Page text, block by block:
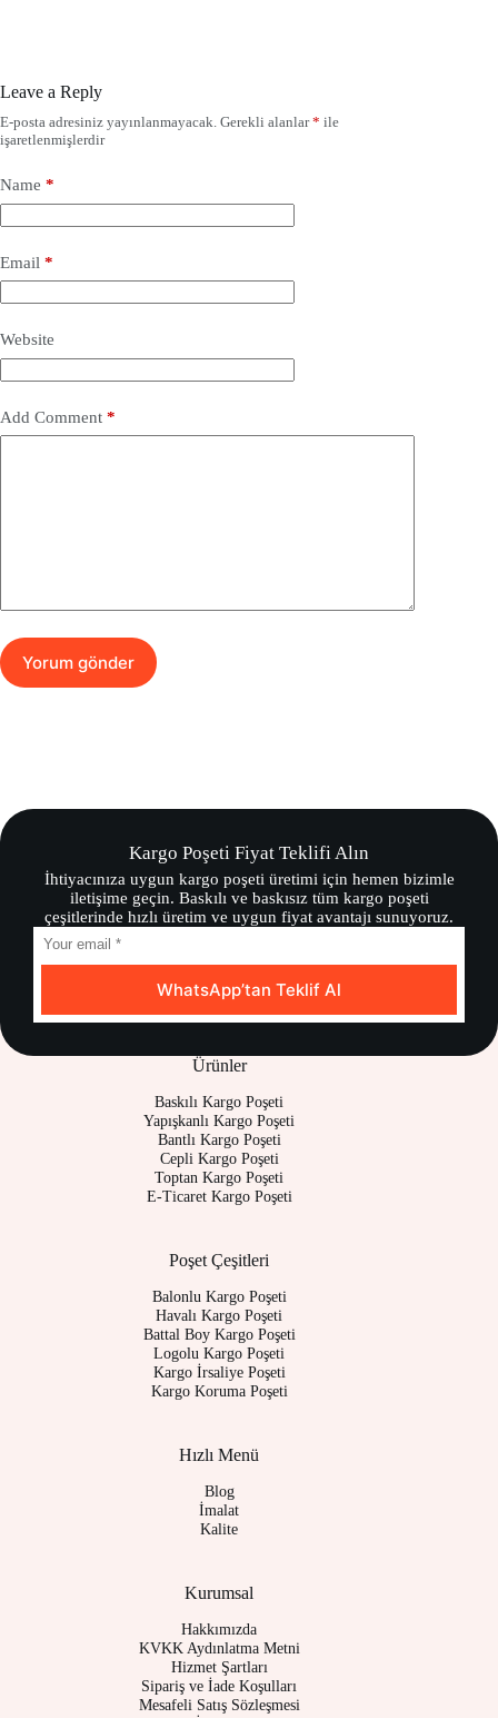
Leave a Reply
E-posta adresiniz yayınlanmayacak. Gerekli alanlar* ile
işaretlenmişlerdir
Name *
Email *
Website
Add Comment *
Yorum gönder
Kargo Poşeti Fiyat Teklifi Alın
İhtiyacınıza uygun kargo poşeti üretimi için hemen bizimle
iletişime geçin. Baskılı ve baskısız tüm kargo poşeti
çeşitlerinde hızlı üretim ve uygun fiyat avantajı sunuyoruz.
WhatsApp’tan Teklif Al
Ürünler
Baskılı Kargo Poşeti
Yapışkanlı Kargo Poşeti
Bantlı Kargo Poşeti
Cepli Kargo Poşeti
Toptan Kargo Poşeti
E-Ticaret Kargo Poşeti
Poşet Çeşitleri
Balonlu Kargo Poşeti
Havalı Kargo Poşeti
Battal Boy Kargo Poşeti
Logolu Kargo Poşeti
Kargo İrsaliye Poşeti
Kargo Koruma Poşeti
Hızlı Menü
Blog
İmalat
Kalite
Kurumsal
Hakkımızda
KVKK Aydınlatma Metni
Hizmet Şartları
Sipariş ve İade Koşulları
Mesafeli Satış Sözleşmesi